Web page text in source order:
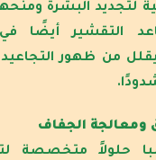
لتجديد البشرة
التقشير أيضًا في
يقلل من ظهور
ومعالجة الجفاف
حلولاً متخصصة